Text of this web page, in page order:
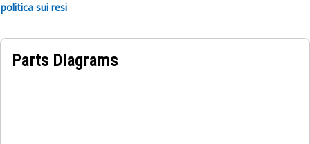
politica sui resi
Parts Diagrams